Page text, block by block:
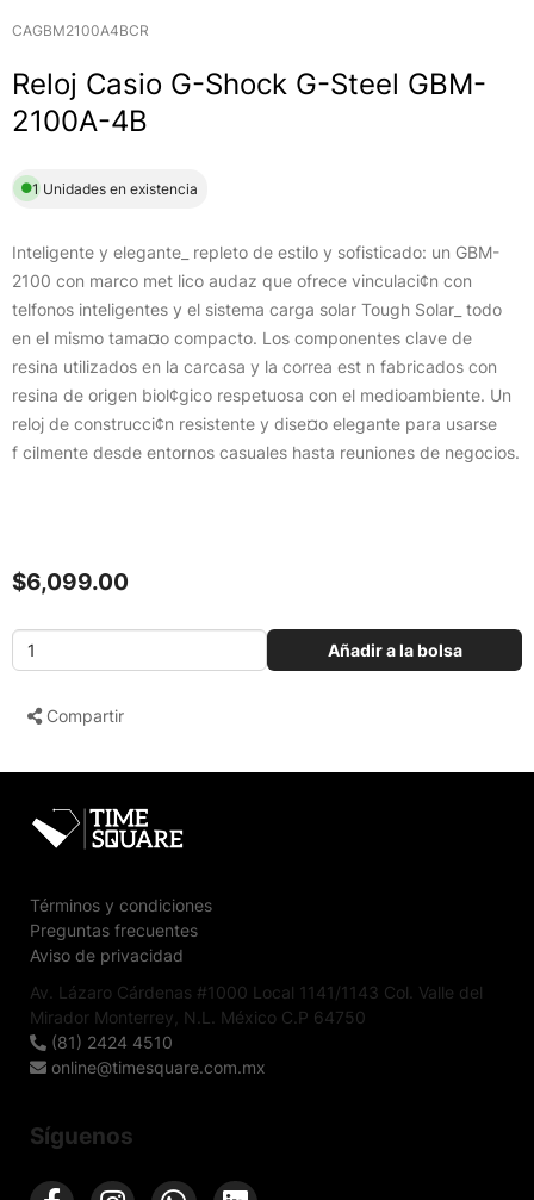
CAGBM2100A4BCR
Reloj Casio G-Shock G-Steel GBM-
2100A-4B
1 Unidades en existencia
Inteligente y elegante_ repleto de estilo y sofisticado: un GBM-
2100 con marco met lico audaz que ofrece vinculaci¢n con
telfonos inteligentes y el sistema carga solar Tough Solar_ todo
en el mismo tama¤o compacto. Los componentes clave de
resina utilizados en la carcasa y la correa est n fabricados con
resina de origen biol¢gico respetuosa con el medioambiente. Un
reloj de construcci¢n resistente y dise¤o elegante para usarse
f cilmente desde entornos casuales hasta reuniones de negocios.
$6,099.00
Añadir a la bolsa
Compartir
Términos y condiciones
Preguntas frecuentes
Aviso de privacidad
Av. Lázaro Cárdenas #1000 Local 1141/1143 Col. Valle del
Mirador Monterrey, N.L. México C.P 64750
(81) 2424 4510
online@timesquare.com.mx
Síguenos